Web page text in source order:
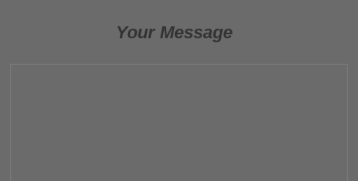
Your Message